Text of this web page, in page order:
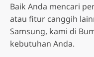
Baik Anda mencari
atau fitur canggih
Samsung, kami di
kebutuhan Anda.